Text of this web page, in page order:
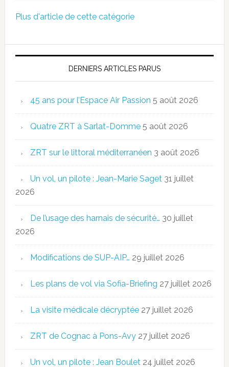
Plus d'article de cette catégorie
DERNIERS ARTICLES PARUS
45 ans pour l’Espace Air Passion 5 août 2026
Quatre ZRT à Sarlat-Domme 5 août 2026
ZRT sur le littoral méditerranéen 3 août 2026
Un vol, un pilote : Jean-Marie Saget 31 juillet
2026
De l’usage des harnais de sécurité… 30 juillet
2026
Modifications de SUP-AIP… 29 juillet 2026
Les plans de vol via Sofia-Briefing 27 juillet 2026
La visite médicale décryptée 27 juillet 2026
ZRT de Cognac à Pons-Avy 27 juillet 2026
Un vol, un pilote : Jean Boulet 24 juillet 2026